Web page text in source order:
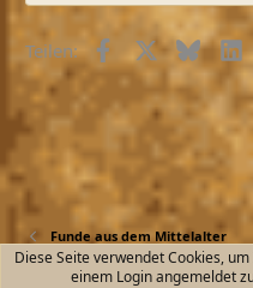
i
n
Teilen: FacebookX (Twitter)
Funde aus dem Mittelalter
Diese Seite verwendet Cookies,
einem Login angemeldet